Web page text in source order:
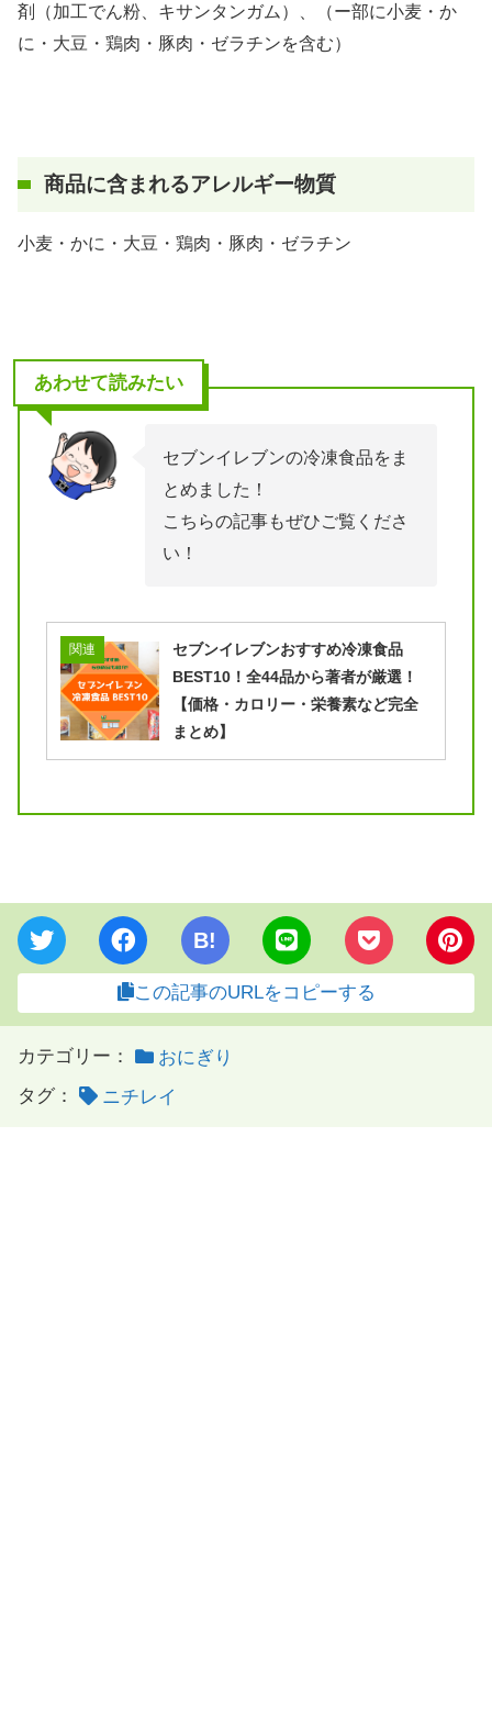
剤（加工でん粉、キサンタンガム）、（ー部に小麦・か
に・大豆・鶏肉・豚肉・ゼラチンを含む）
商品に含まれるアレルギー物質
小麦・かに・大豆・鶏肉・豚肉・ゼラチン
あわせて読みたい
セブンイレブンの冷凍食品をま
とめました！
こちらの記事もぜひご覧くださ
い！
関連
セブンイレブンおすすめ冷凍食品
BEST10！全44品から著者が厳選！
【価格・カロリー・栄養素など完全
まとめ】
B!
この記事のURLをコピーする
カテゴリー：
おにぎり
タグ：
ニチレイ